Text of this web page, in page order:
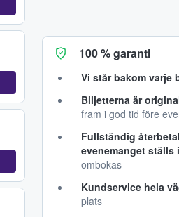
100 % garanti
Vi står bakom varje
Biljetterna är
fram i god tid före
Fullständig
evenemanget ställs
ombokas
Kundservice hela
plats